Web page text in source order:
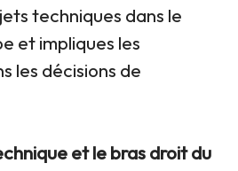
techniques dans le
et impliques les
les décisions de
et le bras droit du